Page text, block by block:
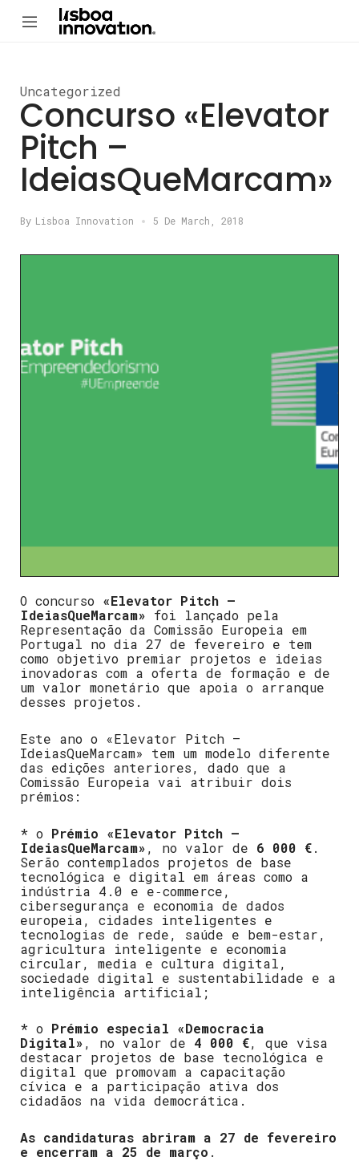
Uncategorized
Concurso «Elevator
Pitch –
IdeiasQueMarcam»
By Lisboa Innovation 5 De March, 2018
O concurso «Elevator Pitch –
IdeiasQueMarcam» foi lançado pela
Representação da Comissão Europeia em
Portugal no dia 27 de fevereiro e tem
como objetivo premiar projetos e ideias
inovadoras com a oferta de formação e de
um valor monetário que apoia o arranque
desses projetos.
Este ano o «Elevator Pitch –
IdeiasQueMarcam» tem um modelo diferente
das edições anteriores, dado que a
Comissão Europeia vai atribuir dois
prémios:
* o Prémio «Elevator Pitch –
IdeiasQueMarcam», no valor de 6 000 €.
Serão contemplados projetos de base
tecnológica e digital em áreas como a
indústria 4.0 e e‑commerce,
cibersegurança e economia de dados
europeia, cidades inteligentes e
tecnologias de rede, saúde e bem-estar,
agricultura inteligente e economia
circular, media e cultura digital,
sociedade digital e sustentabilidade e a
inteligência artificial;
* o Prémio especial «Democracia
Digital», no valor de 4 000 €, que visa
destacar projetos de base tecnológica e
digital que promovam a capacitação
cívica e a participação ativa dos
cidadãos na vida democrática.
As candidaturas abriram a 27 de fevereiro
e encerram a 25 de março .